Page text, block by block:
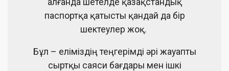
паспортқа қатысты қандай да бір
шектеулер жоқ.
Бұл – еліміздің теңгерімді әрі жауапты
сыртқы саяси бағдары мен ішкі